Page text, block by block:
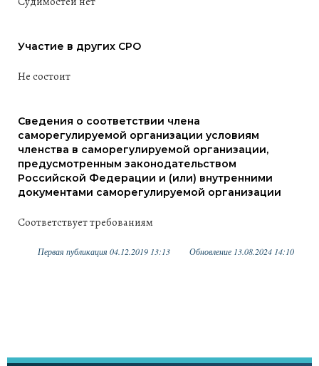
Участие в других СРО
Не состоит
Сведения о соответствии члена
саморегулируемой организации условиям
членства в саморегулируемой организации,
предусмотренным законодательством
Российской Федерации и (или) внутренними
документами саморегулируемой организации
Соответствует требованиям
Первая публикация 04.12.2019 13:13 Обновление 13.08.2024 14:10